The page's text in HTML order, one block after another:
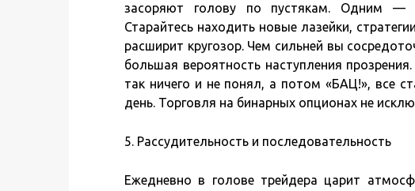
засоряют голову по пустякам. Одним —
Старайтесь находить новые лазейки,
расширит кругозор. Чем сильней вы
большая вероятность наступления
так ничего и не понял, а потом «БАЦ!», все
день. Торговля на бинарных опционах не
5. Рассудительность и последовательность
Ежедневно в голове трейдера царит